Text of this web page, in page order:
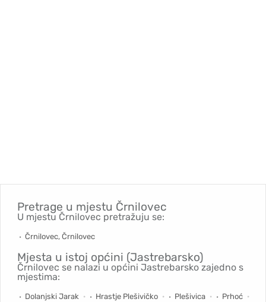
Pretrage u mjestu Črnilovec
U mjestu Črnilovec pretražuju se:
Črnilovec, Črnilovec
Mjesta u istoj općini (Jastrebarsko)
Črnilovec se nalazi u općini Jastrebarsko zajedno s
mjestima:
Dolanjski Jarak Hrastje Plešivičko Plešivica
Prhoć